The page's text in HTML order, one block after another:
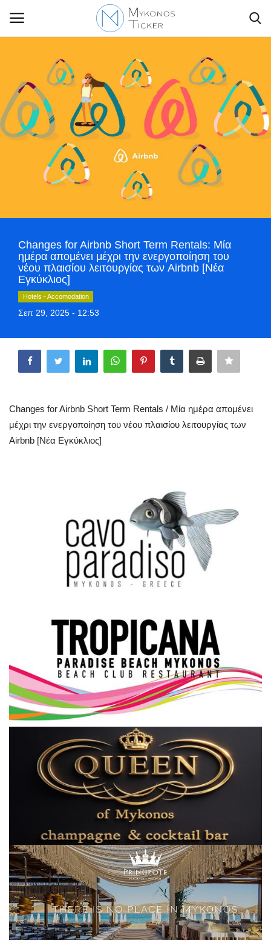
Contact Us
Politique
World
Greece
Style Adorés
Entertainment
Mykonos
Mykonos Ticker TV
Sport
Σεβασμιώτατος Δωρόθεος Β’
Cost Of Living Crisis
Opinion + Analysis
L’Art des Sens
Local Elections 2023
Elections 2023
Γλώσσα
Ελληνικά English
Changes for Airbnb Short Term Rentals: Μία
ημέρα απομένει μέχρι την ενεργοποίηση του
νέου πλαισίου λειτουργίας των Airbnb [Νέα
Εγκύκλιος]
Hotels - Accomodation
Σεπ 29, 2025 - 12:53
Changes for Airbnb Short Term Rentals / Μία ημέρα απομένει
μέχρι την ενεργοποίηση του νέου πλαισίου λειτουργίας των
Airbnb [Νέα Εγκύκλιος]